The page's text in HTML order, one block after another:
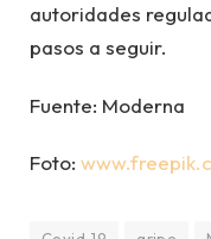
autoridades
pasos a seguir.
Fuente: Moderna
Foto: